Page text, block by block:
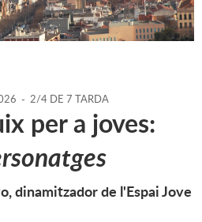
> 2026 > Cursos i tallers
- 2/4 DE 7 TARDA
per a joves:
dinamitzador de l'Espai Jove